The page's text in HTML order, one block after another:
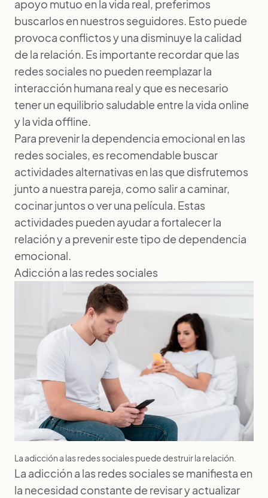
apoyo mutuo en la vida real, preferimos
buscarlos en nuestros seguidores. Esto puede
provoca conflictos y una disminuye la calidad
de la relación. Es importante recordar que las
redes sociales no pueden reemplazar la
interacción humana real y que es necesario
tener un equilibrio saludable entre la vida online
y la vida offline.
Para prevenir la dependencia emocional en las
redes sociales, es recomendable buscar
actividades alternativas en las que disfrutemos
junto a nuestra pareja, como salir a caminar,
cocinar juntos o ver una película. Estas
actividades pueden ayudar a fortalecer la
relación y a prevenir este tipo de dependencia
emocional.
Adicción a las redes sociales
La adicción a las redes sociales puede destruir la relación.
La adicción a las redes sociales se manifiesta en
la necesidad constante de revisar y actualizar